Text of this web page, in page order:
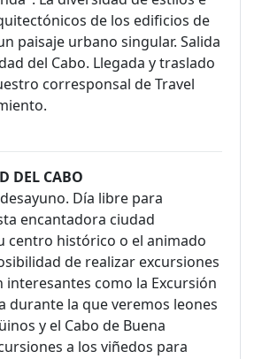
de los edificios de
paisaje urbano singular. Salida
del Cabo. Llegada y traslado
corresponsal de Travel
DEL CABO
Día libre para
encantadora ciudad
centro histórico o el animado
de realizar excursiones
interesantes como la Excursión
durante la que veremos leones
y el Cabo de Buena
a los viñedos para